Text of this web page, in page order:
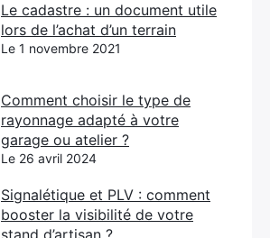
Le cadastre : un document utile
lors de l’achat d’un terrain
Le 1 novembre 2021
Comment choisir le type de
rayonnage adapté à votre
garage ou atelier ?
Le 26 avril 2024
Signalétique et PLV : comment
booster la visibilité de votre
stand d’artisan ?